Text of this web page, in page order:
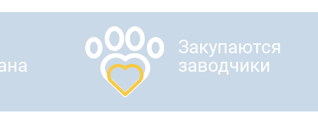
Закупаются
заводчики